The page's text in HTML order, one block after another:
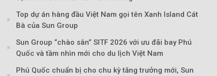
Top dự án hàng đầu Việt Nam gọi tên Xanh Island Cát
Bà của Sun Group
Sun Group “chào sân” SITF 2026 với ưu đãi bay Phú
Quốc và tầm nhìn mới cho du lịch Việt Nam
Phú Quốc chuẩn bị cho chu kỳ tăng trưởng mới, Sun